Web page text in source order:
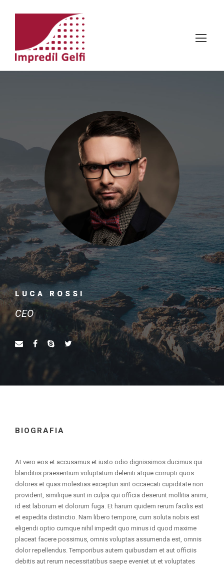
LUCA ROSSI
CEO
BIOGRAFIA
At vero eos et accusamus et iusto odio dignissimos ducimus qui
blanditiis praesentium voluptatum deleniti atque corrupti quos
dolores et quas molestias excepturi sint occaecati cupiditate non
provident, similique sunt in culpa qui officia deserunt mollitia animi,
id est laborum et dolorum fuga. Et harum quidem rerum facilis est
et expedita distinctio. Nam libero tempore, cum soluta nobis est
eligendi optio cumque nihil impedit quo minus id quod maxime
placeat facere possimus, omnis voluptas assumenda est, omnis
dolor repellendus. Temporibus autem quibusdam et aut officiis
debitis aut rerum necessitatibus saepe eveniet ut et voluptates